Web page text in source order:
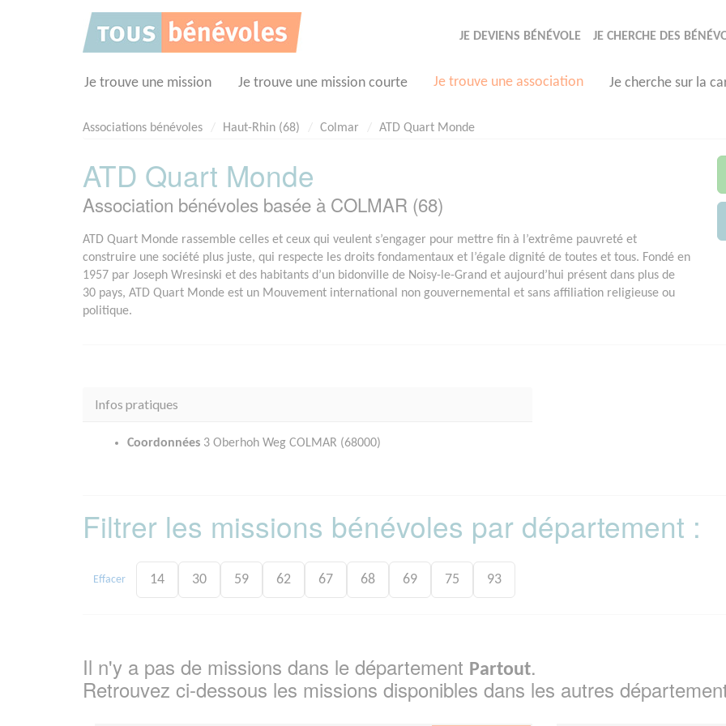
JE DEVIENS BÉNÉVOLE JE CHERCHE DES
Je trouve une mission Je trouve une mission courte Je trouve une association Je cherche sur la
Associations bénévoles Haut-Rhin (68) Colmar ATD Quart Monde
ATD Quart Monde
Association bénévoles basée à COLMAR (68)
ATD Quart Monde rassemble celles et ceux qui veulent s’engager pour mettre fin à l’extrême pauvreté et
construire une société plus juste, qui respecte les droits fondamentaux et l’égale dignité de toutes et tous. Fondé en
1957 par Joseph Wresinski et des habitants d’un bidonville de Noisy-le-Grand et aujourd’hui présent dans plus de
30 pays, ATD Quart Monde est un Mouvement international non gouvernemental et sans affiliation religieuse ou
politique.
Infos pratiques
Coordonnées 3 Oberhoh Weg COLMAR (68000)
Filtrer les missions bénévoles par département :
Effacer 14 30 59 62 67 68 69 75 93
Il n'y a pas de missions dans le département Partout.
Retrouvez ci-dessous les missions disponibles dans les autres